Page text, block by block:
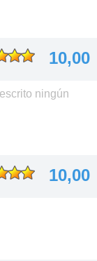
10,00
ningún
10,00